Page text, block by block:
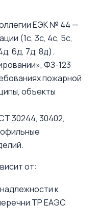
ЕЭК № 44 —
(1с, 3с, 4с, 5с,
6д, 7д, 8д).
ФЗ-123
пожарной
объекты
30244, 30402,
от:
к
ТР ЕАЭС